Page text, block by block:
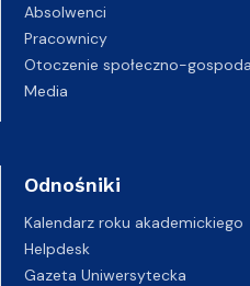
Absolwenci
Pracownicy
Otoczenie społeczno-
Media
Odnośniki
Kalendarz roku akademickiego
Helpdesk
Gazeta Uniwersytecka